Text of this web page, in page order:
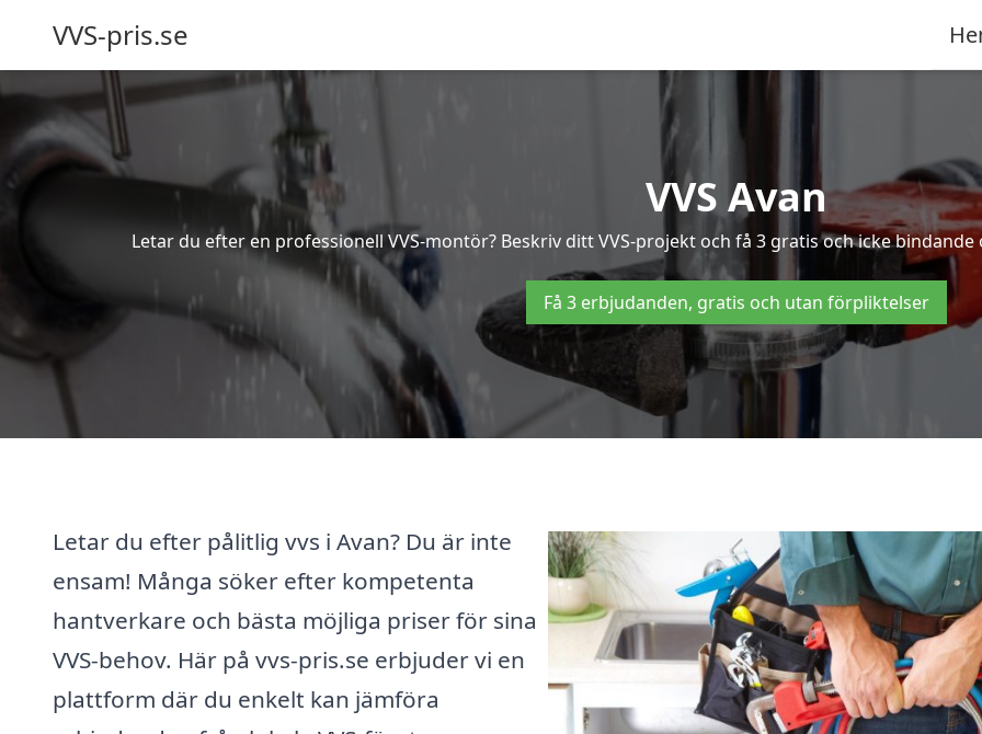
VVS-pris.se
VVS Avan
Letar du efter en professionell VVS-montör? Beskriv ditt VVS-projekt och få 3 gratis och icke
Få 3 erbjudanden, gratis och utan förpliktelser
Letar du efter pålitlig vvs i Avan? Du är inte
ensam! Många söker efter kompetenta
hantverkare och bästa möjliga priser för sina
VVS-behov. Här på vvs-pris.se erbjuder vi en
plattform där du enkelt kan jämföra